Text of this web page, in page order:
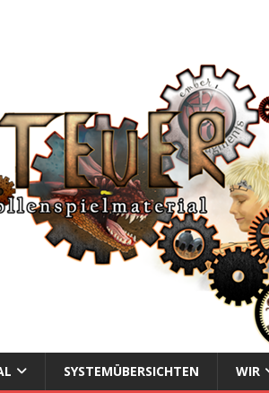
SYSTEMÜBERSICHTEN WIR